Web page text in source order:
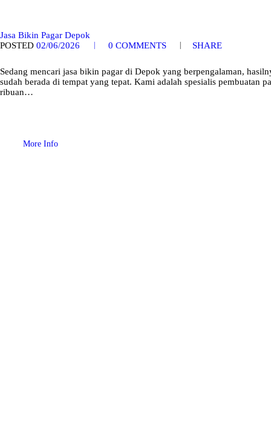
Jasa Bikin Pagar Depok
POSTED 02/06/2026 0 COMMENTS SHARE
Sedang mencari jasa bikin pagar di Depok yang berpengalaman,
sudah berada di tempat yang tepat. Kami adalah spesialis pembuatan
ribuan…
More Info